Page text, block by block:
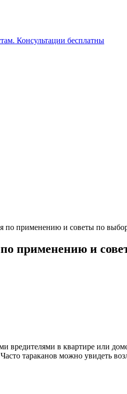
Консультации бесплатны
по применению и советы по
применению и
вредителями в квартире или
тараканов можно увидеть